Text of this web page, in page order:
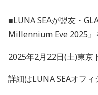
■LUNA SEAが盟友・
Millennium Eve 2025
2025年2月22日(土)東京
詳細はLUNA SEAオフィ